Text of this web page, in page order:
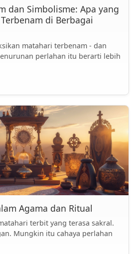
dan Simbolisme: Apa yang
di Berbagai
matahari terbenam - dan
perlahan itu berarti lebih
Agama dan Ritual
terbit yang terasa sakral.
Mungkin itu cahaya perlahan